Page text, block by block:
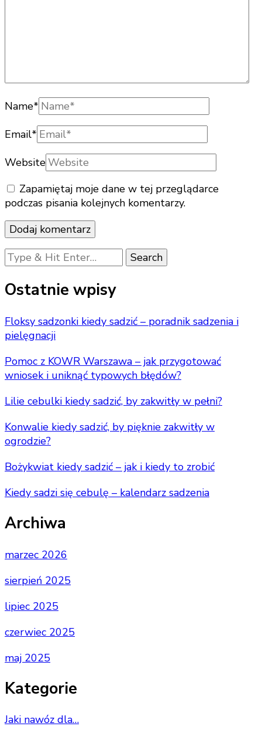
Name*
Email*
Website
Zapamiętaj moje dane w tej przeglądarce
podczas pisania kolejnych komentarzy.
Looking
for
Something?
Ostatnie wpisy
Floksy sadzonki kiedy sadzić – poradnik sadzenia i
pielęgnacji
Pomoc z KOWR Warszawa – jak przygotować
wniosek i uniknąć typowych błędów?
Lilie cebulki kiedy sadzić, by zakwitły w pełni?
Konwalie kiedy sadzić, by pięknie zakwitły w
ogrodzie?
Bożykwiat kiedy sadzić – jak i kiedy to zrobić
Kiedy sadzi się cebulę – kalendarz sadzenia
Archiwa
marzec 2026
sierpień 2025
lipiec 2025
czerwiec 2025
maj 2025
Kategorie
Jaki nawóz dla…